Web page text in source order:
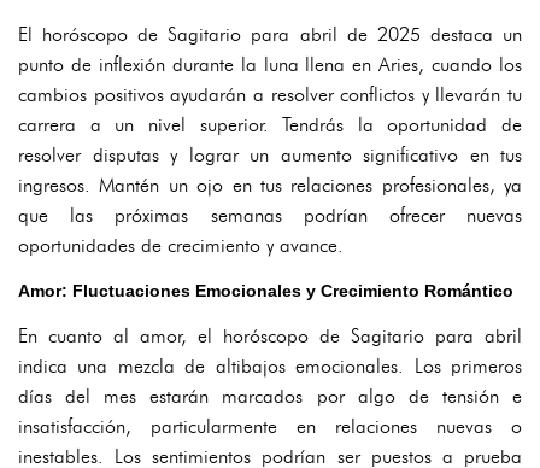
El horóscopo de Sagitario para abril de 2025 destaca un
punto de inflexión durante la luna llena en Aries, cuando los
cambios positivos ayudarán a resolver conflictos y llevarán tu
carrera a un nivel superior. Tendrás la oportunidad de
resolver disputas y lograr un aumento significativo en tus
ingresos. Mantén un ojo en tus relaciones profesionales, ya
que las próximas semanas podrían ofrecer nuevas
oportunidades de crecimiento y avance.
Amor: Fluctuaciones Emocionales y Crecimiento Romántico
En cuanto al amor, el horóscopo de Sagitario para abril
indica una mezcla de altibajos emocionales. Los primeros
días del mes estarán marcados por algo de tensión e
insatisfacción, particularmente en relaciones nuevas o
inestables. Los sentimientos podrían ser puestos a prueba